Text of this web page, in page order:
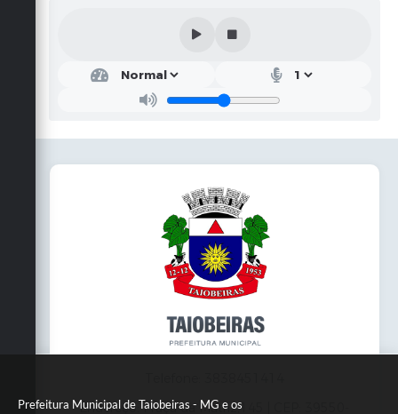
Prefeitura Municipal de Taiobeiras - MG e os
Endereço: Praça da Matriz,145 | CEP: 39550-